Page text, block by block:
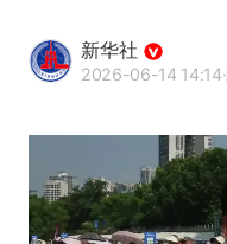
新华社
2026-06-14 14:14